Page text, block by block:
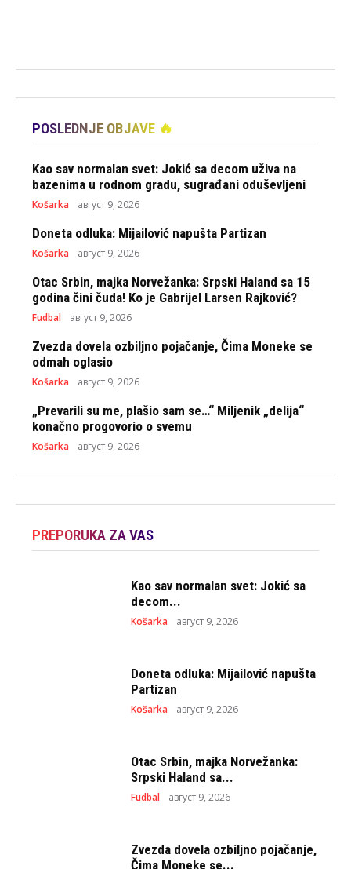
POSLEDNJE OBJAVE 🔥
Kao sav normalan svet: Jokić sa decom uživa na
bazenima u rodnom gradu, sugrađani oduševljeni
Košarka август 9, 2026
Doneta odluka: Mijailović napušta Partizan
Košarka август 9, 2026
Otac Srbin, majka Norvežanka: Srpski Haland sa 15
godina čini čuda! Ko je Gabrijel Larsen Rajković?
Fudbal август 9, 2026
Zvezda dovela ozbiljno pojačanje, Čima Moneke se
odmah oglasio
Košarka август 9, 2026
„Prevarili su me, plašio sam se…“ Miljenik „delija“
konačno progovorio o svemu
Košarka август 9, 2026
PREPORUKA ZA VAS
Kao sav normalan svet: Jokić sa
decom...
Košarka август 9, 2026
Doneta odluka: Mijailović napušta
Partizan
Košarka август 9, 2026
Otac Srbin, majka Norvežanka:
Srpski Haland sa...
Fudbal август 9, 2026
Zvezda dovela ozbiljno pojačanje,
Čima Moneke se...